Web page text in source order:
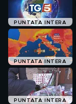
PUNTATA INTERA
PUNTATA INTERA
PUNTATA INTERA